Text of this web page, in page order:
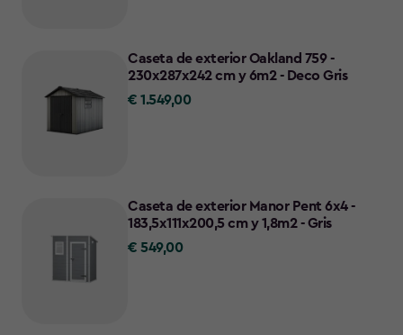
Caseta de exterior Oakland 759 -
230x287x242 cm y 6m2 - Deco Gris
€
€ 1.549,00
Caseta de exterior Manor Pent 6x4 -
183,5x111x200,5 cm y 1,8m2 - Gris
€
€ 549,00